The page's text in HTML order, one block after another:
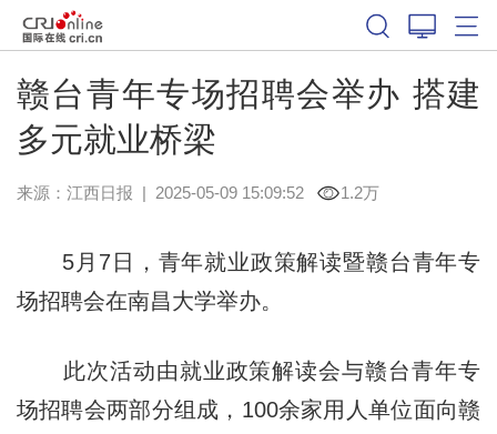
赣台青年专场招聘会举办 搭建
多元就业桥梁
来源： 江西日报 | 2025-05-09 15:09:52 1.2万
5月7日，青年就业政策解读暨赣台青年专
场招聘会在南昌大学举办。
此次活动由就业政策解读会与赣台青年专
场招聘会两部分组成，100余家用人单位面向赣